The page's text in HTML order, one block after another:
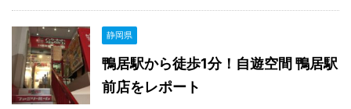
静岡県
鴨居駅から徒歩1分！自遊空間 鴨居駅
前店をレポート